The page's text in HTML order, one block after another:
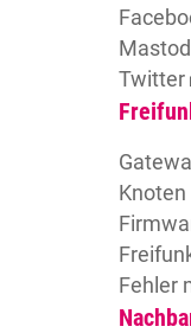
Twitter
Fehler